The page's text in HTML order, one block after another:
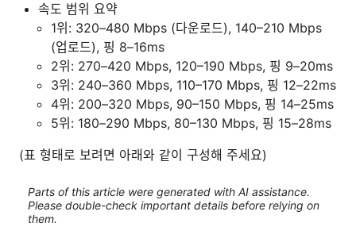
속도 범위 요약
1위: 320–480 Mbps (다운로드), 140–210 Mbps
(업로드), 핑 8–16ms
2위: 270–420 Mbps, 120–190 Mbps, 핑 9–20ms
3위: 240–360 Mbps, 110–170 Mbps, 핑 12–22ms
4위: 200–320 Mbps, 90–150 Mbps, 핑 14–25ms
5위: 180–290 Mbps, 80–130 Mbps, 핑 15–28ms
(표 형태로 보려면 아래와 같이 구성해 주세요)
Parts of this article were generated with AI assistance.
Please double-check important details before relying on
them.